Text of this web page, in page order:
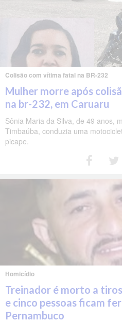
Colisão com vítima fatal na BR-232
Mulher morre após
na br-232, em Caruaru
Sônia Maria da Silva, de 49 anos,
Timbaúba, conduzia uma
picape.
Homicídio
Treinador é morto a
e cinco pessoas ficam
Pernambuco